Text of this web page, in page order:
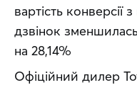
вартість конверсії
дзвінок
на 28,14%
Офіційний дилер